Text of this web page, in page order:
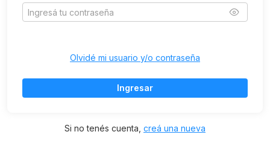
Olvidé mi usuario y/o contraseña
Ingresar
Si no tenés cuenta, creá una nueva